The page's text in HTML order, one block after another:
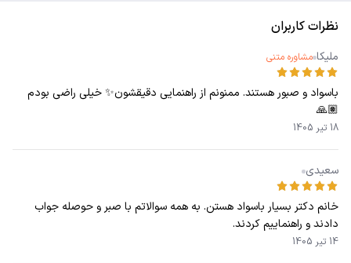
نظرات کاربران
ملیکا مشاوره متنی
باسواد و صبور هستند. ممنونم از راهنمایی دقیقشون✨ خیلی راضی بودم
🙏🏽
18 تیر 1405
سعیدی
خانم دکتر بسیار باسواد هستن. به همه سوالاتم با صبر و حوصله جواب
دادند و راهنماییم کردند.
14 تیر 1405